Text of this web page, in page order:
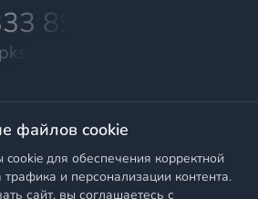
899
— комплексные поставки
продукции промышленного и
назначения
файлов cookie
для обеспечения корректной
и персонализации контента.
сайт, вы соглашаетесь с